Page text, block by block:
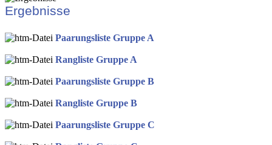
Ergebnisse
Paarungsliste Gruppe A
Rangliste Gruppe A
Paarungsliste Gruppe B
Rangliste Gruppe B
Paarungsliste Gruppe C